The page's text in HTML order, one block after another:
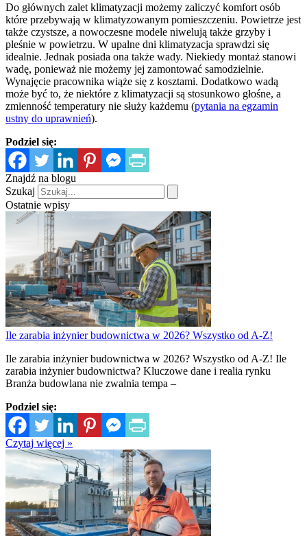
Do głównych zalet klimatyzacji możemy zaliczyć komfort osób
które przebywają w klimatyzowanym pomieszczeniu. Powietrze jest
także czystsze, a nowoczesne modele niwelują także grzyby i
pleśnie w powietrzu. W upalne dni klimatyzacja sprawdzi się
idealnie. Jednak posiada ona także wady. Niekiedy montaż stanowi
wadę, ponieważ nie możemy jej zamontować samodzielnie.
Wynajęcie pracownika wiąże się z kosztami. Dodatkowo wadą
może być to, że niektóre z klimatyzacji są stosunkowo głośne, a
zmienność temperatury nie służy każdemu (pytania na egzamin
ustny do uprawnień).
Podziel się:
Znajdź na blogu
Szukaj
Ostatnie wpisy
Ile zarabia inżynier budownictwa w 2026? Wszystko od A-Z!
Ile zarabia inżynier budownictwa w 2026? Wszystko od A-Z! Ile
zarabia inżynier budownictwa? Kluczowe dane i realia rynku
Branża budowlana nie zwalnia tempa –
Podziel się:
Czytaj więcej »